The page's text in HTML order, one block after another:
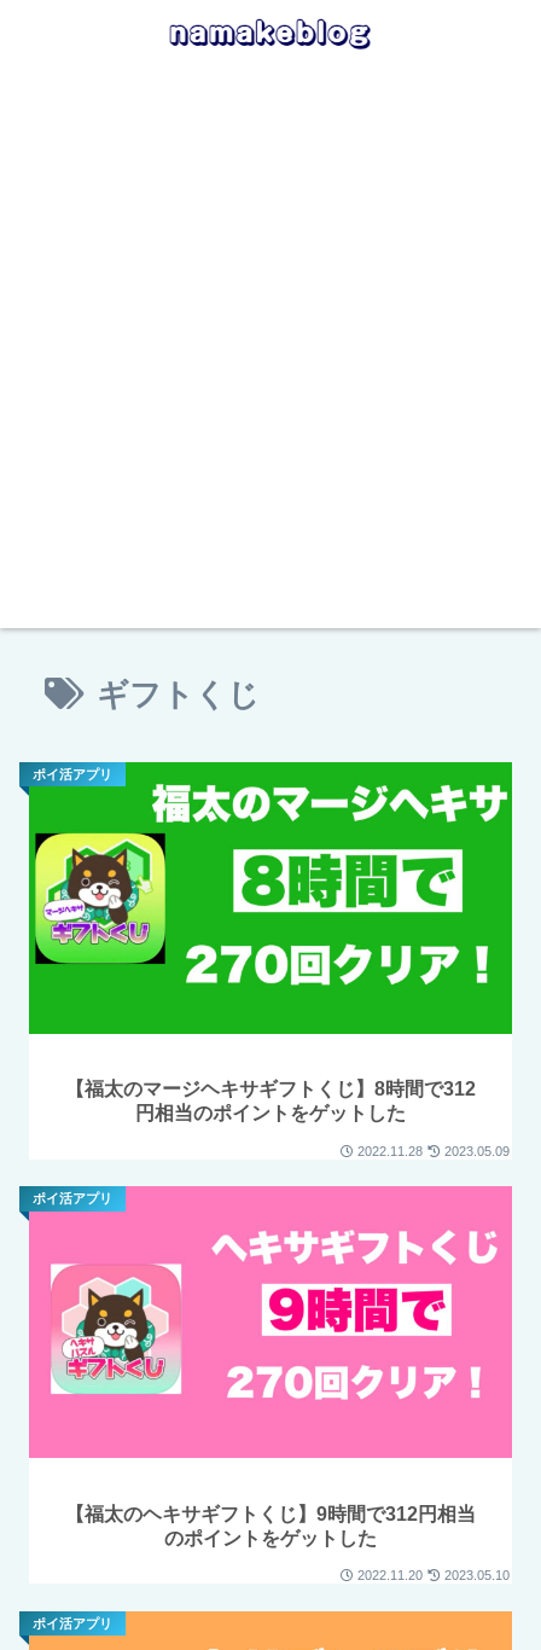
ギフトくじ
ポイ活アプリ
【福太のマージヘキサギフトくじ】8時間で312
円相当のポイントをゲットした
2022.11.28 2023.05.09
ポイ活アプリ
【福太のヘキサギフトくじ】9時間で312円相当
のポイントをゲットした
2022.11.20 2023.05.10
ポイ活アプリ